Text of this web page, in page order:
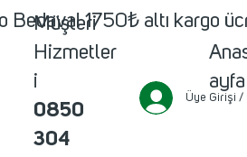
Bedava! 1750₺ altı kargo
ayfa
Müşteri
Hizmetler
i
0850
304
Üye Girişi /